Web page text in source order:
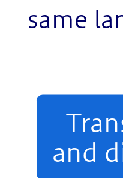
same
and
援のために